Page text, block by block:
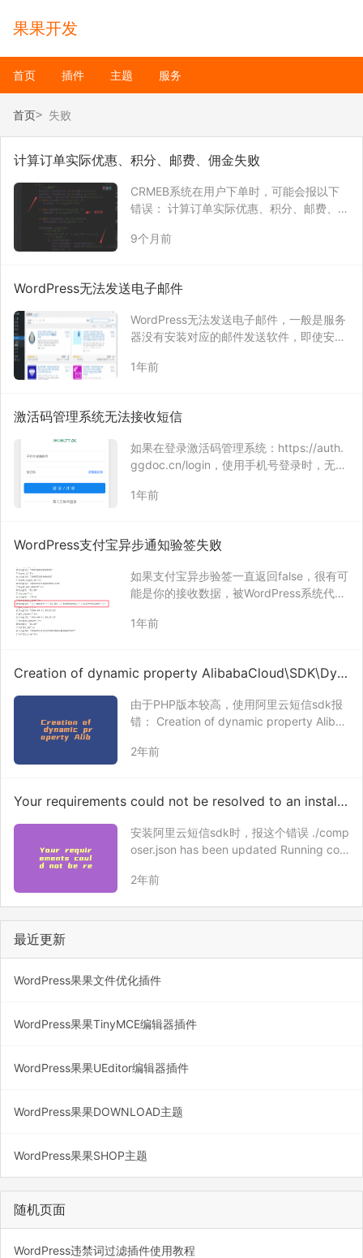
果果开发
首页 插件 主题 服务
首页 失败
计算订单实际优惠、积分、邮费、佣金失败
CRMEB系统在用户下单时，可能会报以下
错误： 计算订单实际优惠、积分、邮费、佣
位置其实很容易，但是找到具体代码就比较
9个月前
WordPress无法发送电子邮件
WordPress无法发送电子邮件，一般是服务
器没有安装对应的邮件发送软件，即使安装
有个更好的解决办法，就是使用SMTP来发
1年前
激活码管理系统无法接收短信
如果在登录激活码管理系统：https://auth.
ggdoc.cn/login，使用手机号登录时，无法
短信发送服务，需要实名制报备后，才可以
1年前
WordPress支付宝异步通知验签失败
如果支付宝异步验签一直返回false，很有可
能是你的接收数据，被WordPress系统代码
数据 var_dump($_POST); exit(); 上面接收
1年前
Creation of dynamic property AlibabaCloud\SDK\Dys
msapi\V20170525\Models\SendSmsRequest::$PhoneN
umbers is deprecated由于PHP版本较高，使用阿里云短信sdk报
错： Creation of dynamic property Alibab
ls\SendSmsRequest::$PhoneNu…
2年前
Your requirements could not be resolved to an installa
ble set of packages.
安装阿里云短信sdk时，报这个错误 ./comp
oser.json has been updated Running com
170525 Loading compos…
2年前
最近更新
WordPress果果文件优化插件
WordPress果果TinyMCE编辑器插件
WordPress果果UEditor编辑器插件
WordPress果果DOWNLOAD主题
WordPress果果SHOP主题
随机页面
WordPress违禁词过滤插件使用教程